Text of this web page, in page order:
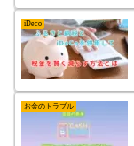
iDeco
お金のトラブル